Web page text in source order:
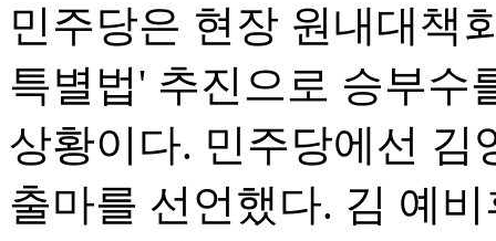
민주당은 현장 원내대책
특별법' 추진으로 승부수
상황이다. 민주당에선 김
출마를 선언했다. 김 예